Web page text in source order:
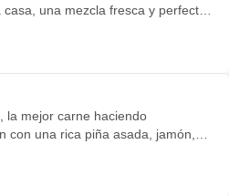
una mezcla fresca y perfecta
la mejor carne haciendo
con una rica piña asada, jamón,
artesanal